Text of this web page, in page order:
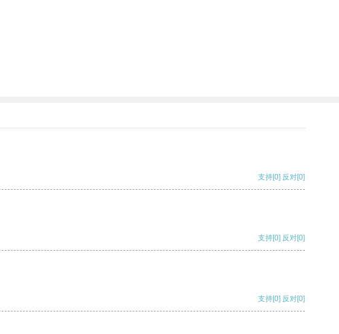
支持[0] 反对[0]
支持[0] 反对[0]
支持[0] 反对[0]